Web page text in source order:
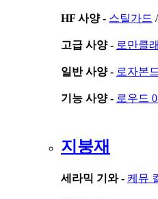
HF 사양 - 스틸가드 /
고급 사양 - 로만클
일반 사양 - 로자본드
기능 사양 - 로우드
지붕재
세라믹 기와 - 케뮤